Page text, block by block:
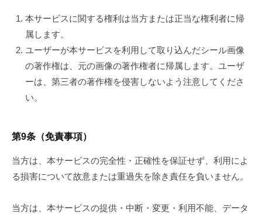
本サービスに関する権利は当方または正当な権利者に帰
属します。
ユーザーが本サービスを利用して取り込んだシール画像
の著作権は、元の画像の著作権者に帰属します。ユーザ
ーは、第三者の著作権を侵害しないよう注意してくださ
い。
第9条（免責事項）
当方は、本サービスの完全性・正確性を保証せず、利用によ
る損害について故意または重過失を除き責任を負いません。
当方は、本サービスの提供・中断・変更・利用不能、データ